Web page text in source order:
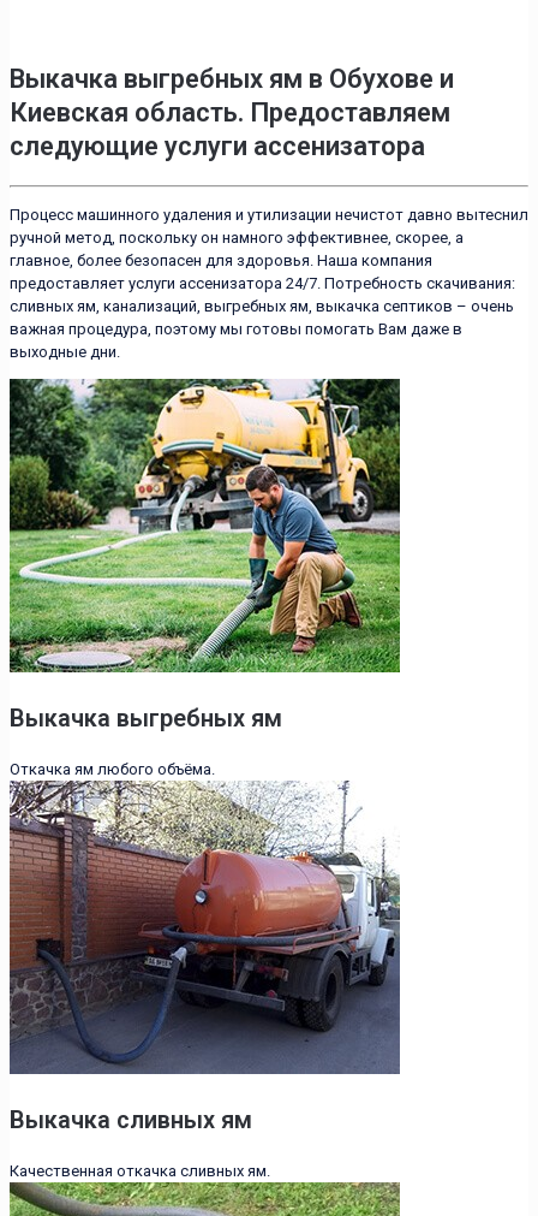
Выкачка выгребных ям в Обухове и
Киевская область. Предоставляем
следующие услуги ассенизатора
Процесс машинного удаления и утилизации нечистот давно вытеснил
ручной метод, поскольку он намного эффективнее, скорее, а
главное, более безопасен для здоровья. Наша компания
предоставляет услуги ассенизатора 24/7. Потребность скачивания:
сливных ям, канализаций, выгребных ям, выкачка септиков – очень
важная процедура, поэтому мы готовы помогать Вам даже в
выходные дни.
Выкачка выгребных ям
Откачка ям любого объёма.
Выкачка сливных ям
Качественная откачка сливных ям.